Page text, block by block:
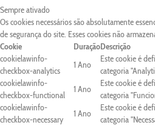
Sempre ativado
Os cookies necessários são absolutamente
de segurança do site. Esses cookies não
Cookie
DuraçãoDescrição
cookielawinfo-
checkbox-analytics
1 Ano
Este cookie é
categoria
cookielawinfo-
checkbox-functional
1 Ano
Este cookie é
categoria
cookielawinfo-
checkbox-necessary
1 Ano
Este cookie é
categoria